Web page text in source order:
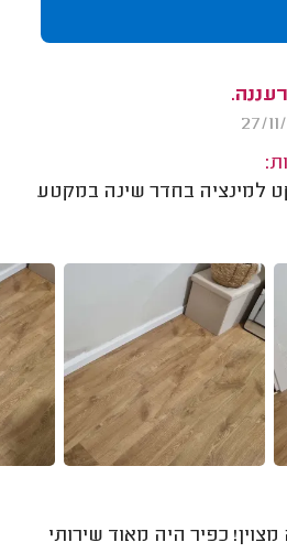
למינציה בחדר שינה במקטע
כפיר היה מאוד שירותי